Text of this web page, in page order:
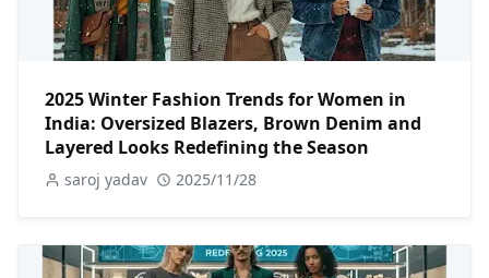
2025 Winter Fashion Trends for Women in
India: Oversized Blazers, Brown Denim and
Layered Looks Redefining the Season
saroj yadav 2025/11/28